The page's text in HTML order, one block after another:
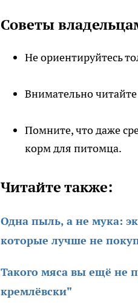
Советы
Не ориентируйтесь
Внимательно
Помните, что даже
корм для питомца.
Читайте также:
Одна пыль, а не мука:
которые лучше не
Такого мяса вы ещё не
кремлёвски"